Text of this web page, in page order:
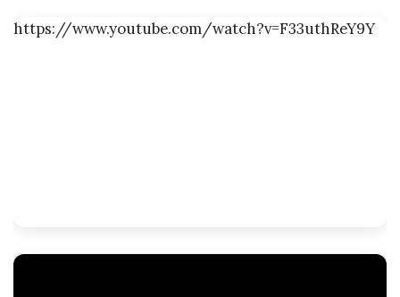
https://www.youtube.com/watch?v=F33uthReY9Y